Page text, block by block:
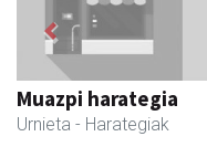
Barn trasteleku
Urnieta - Trastelekuak
Previous